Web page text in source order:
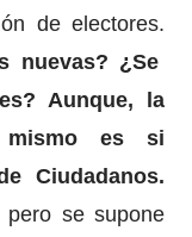
de electores.
nuevas? ¿Se
Aunque, la
mismo es si
Ciudadanos.
pero se supone